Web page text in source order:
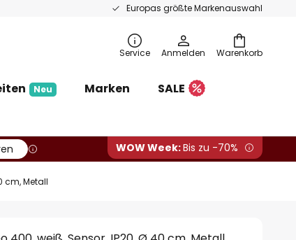
Europas größte Markenauswahl
Warenkorb
Service Anmelden
Neu Marken
SALE
WOW Week:Bis zu -70%
cm, Metall